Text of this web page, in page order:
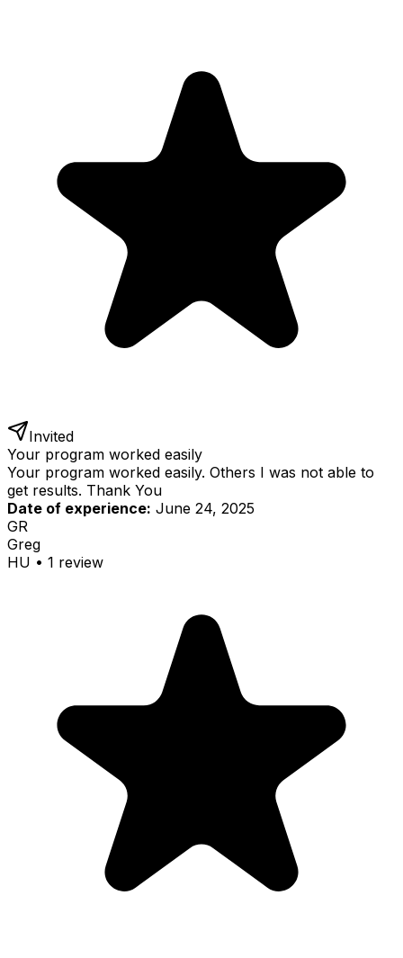
Invited
Your program worked easily
Your program worked easily. Others I was not able to
get results. Thank You
Date of experience: June 24, 2025
GR
Greg
HU • 1 review